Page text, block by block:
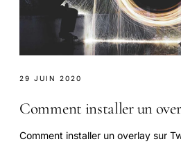
29 JUIN 2020
Comment installer un
Comment installer un overlay sur